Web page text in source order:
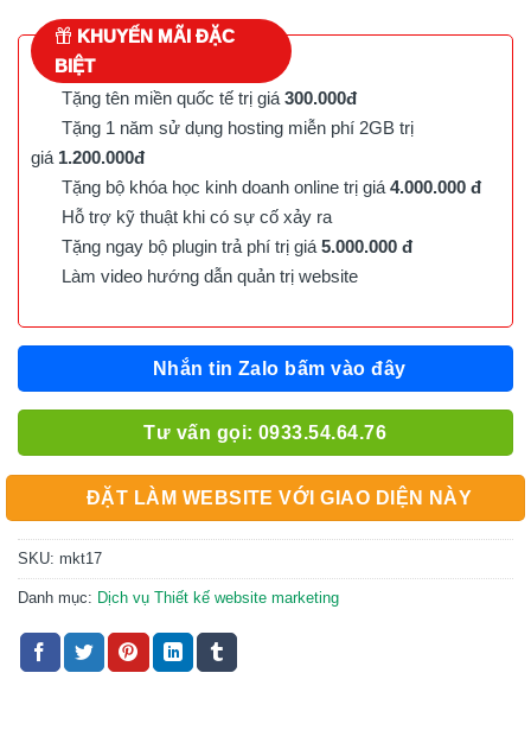
KHUYẾN MÃI ĐẶC
BIỆT
Tặng tên miền quốc tế trị giá 300.000đ
Tặng 1 năm sử dụng hosting miễn phí 2GB trị
giá 1.200.000đ
Tặng bộ khóa học kinh doanh online trị giá 4.000.000 đ
Hỗ trợ kỹ thuật khi có sự cố xảy ra
Tặng ngay bộ plugin trả phí trị giá 5.000.000 đ
Làm video hướng dẫn quản trị website
Nhắn tin Zalo bấm vào đây
Tư vấn gọi: 0933.54.64.76
ĐẶT LÀM WEBSITE VỚI GIAO DIỆN NÀY
SKU: mkt17
Danh mục: Dịch vụ Thiết kế website marketing